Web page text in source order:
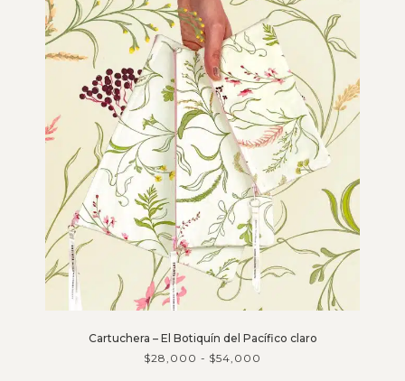
Cartuchera – El Botiquín del Pacífico claro
$28,000 - $54,000